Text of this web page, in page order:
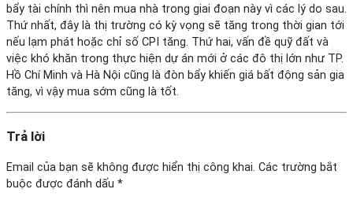
bẩy tài chính thì nên mua nhà trong giai đoạn này vì các lý do sau.
Thứ nhất, đây là thị trường có kỳ vọng sẽ tăng trong thời gian tới
nếu lạm phát hoặc chỉ số CPI tăng. Thứ hai, vấn đề quỹ đất và
việc khó khăn trong thực hiện dự án mới ở các đô thị lớn như TP.
Hồ Chí Minh và Hà Nội cũng là đòn bẩy khiến giá bất động sản gia
tăng, vì vậy mua sớm cũng là tốt.
Trả lời
Email của bạn sẽ không được hiển thị công khai. Các trường bắt
buộc được đánh dấu *